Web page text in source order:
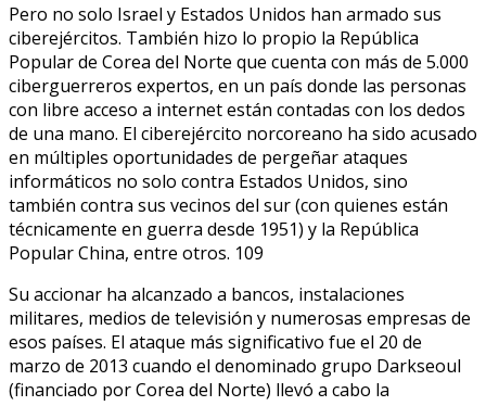
Pero no solo Israel y Estados Unidos han armado sus
ciberejércitos. También hizo lo propio la República
Popular de Corea del Norte que cuenta con más de 5.000
ciberguerreros expertos, en un país donde las personas
con libre acceso a internet están contadas con los dedos
de una mano. El ciberejército norcoreano ha sido acusado
en múltiples oportunidades de pergeñar ataques
informáticos no solo contra Estados Unidos, sino
también contra sus vecinos del sur (con quienes están
técnicamente en guerra desde 1951) y la República
Popular China, entre otros. 109
Su accionar ha alcanzado a bancos, instalaciones
militares, medios de televisión y numerosas empresas de
esos países. El ataque más significativo fue el 20 de
marzo de 2013 cuando el denominado grupo Darkseoul
(financiado por Corea del Norte) llevó a cabo la